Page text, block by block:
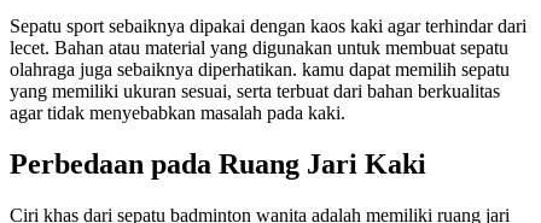
Sepatu sport sebaiknya dipakai dengan kaos kaki agar terhindar dari
lecet. Bahan atau material yang digunakan untuk membuat sepatu
olahraga juga sebaiknya diperhatikan. kamu dapat memilih sepatu
yang memiliki ukuran sesuai, serta terbuat dari bahan berkualitas
agar tidak menyebabkan masalah pada kaki.
Perbedaan pada Ruang Jari Kaki
Ciri khas dari sepatu badminton wanita adalah memiliki ruang jari